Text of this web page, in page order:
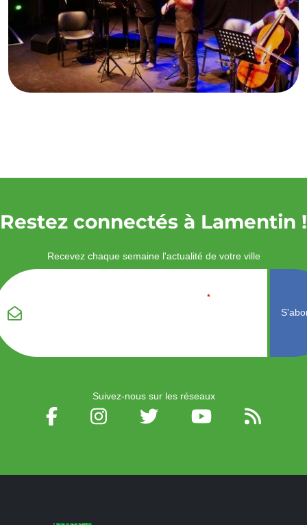
Restez connectés à Lamentin !
Recevez chaque semaine l'actualité de votre ville
*
Suivez-nous sur les réseaux